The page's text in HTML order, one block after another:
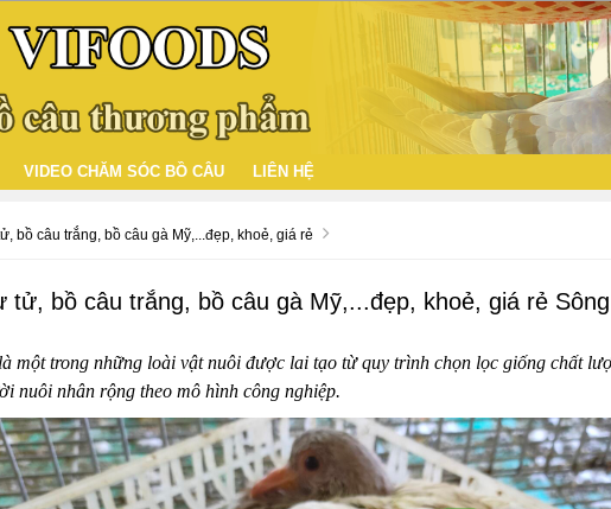
VIDEO CHĂM SÓC BỒ CÂU LIÊN HỆ
bồ câu trắng, bồ câu gà Mỹ,...đẹp, khoẻ, giá rẻ
tử, bồ câu trắng, bồ câu gà Mỹ,...đẹp, khoẻ, giá rẻ
một trong những loài vật nuôi được lai tạo từ quy trình chọn lọc giống chất
nuôi nhân rộng theo mô hình công nghiệp.